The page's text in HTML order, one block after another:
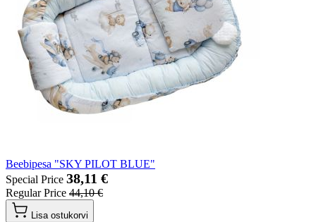
Beebipesa "SKY PILOT BLUE"
Special Price 38,11 €
Regular Price 44,10 €
Lisa ostukorvi